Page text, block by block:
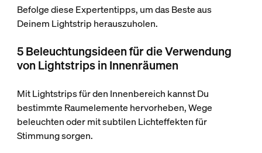
Befolge diese Expertentipps, um das Beste aus
Deinem Lightstrip herauszuholen.
5 Beleuchtungsideen für die Verwendung
von Lightstrips in Innenräumen
Mit Lightstrips für den Innenbereich kannst Du
bestimmte Raumelemente hervorheben, Wege
beleuchten oder mit subtilen Lichteffekten für
Stimmung sorgen.